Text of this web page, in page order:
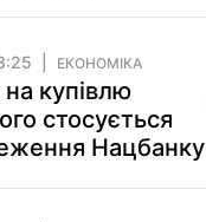
ЕКОНОМІКА
купівлю
стосується
Нацбанку